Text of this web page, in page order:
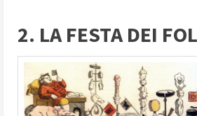
2. LA FESTA DEI